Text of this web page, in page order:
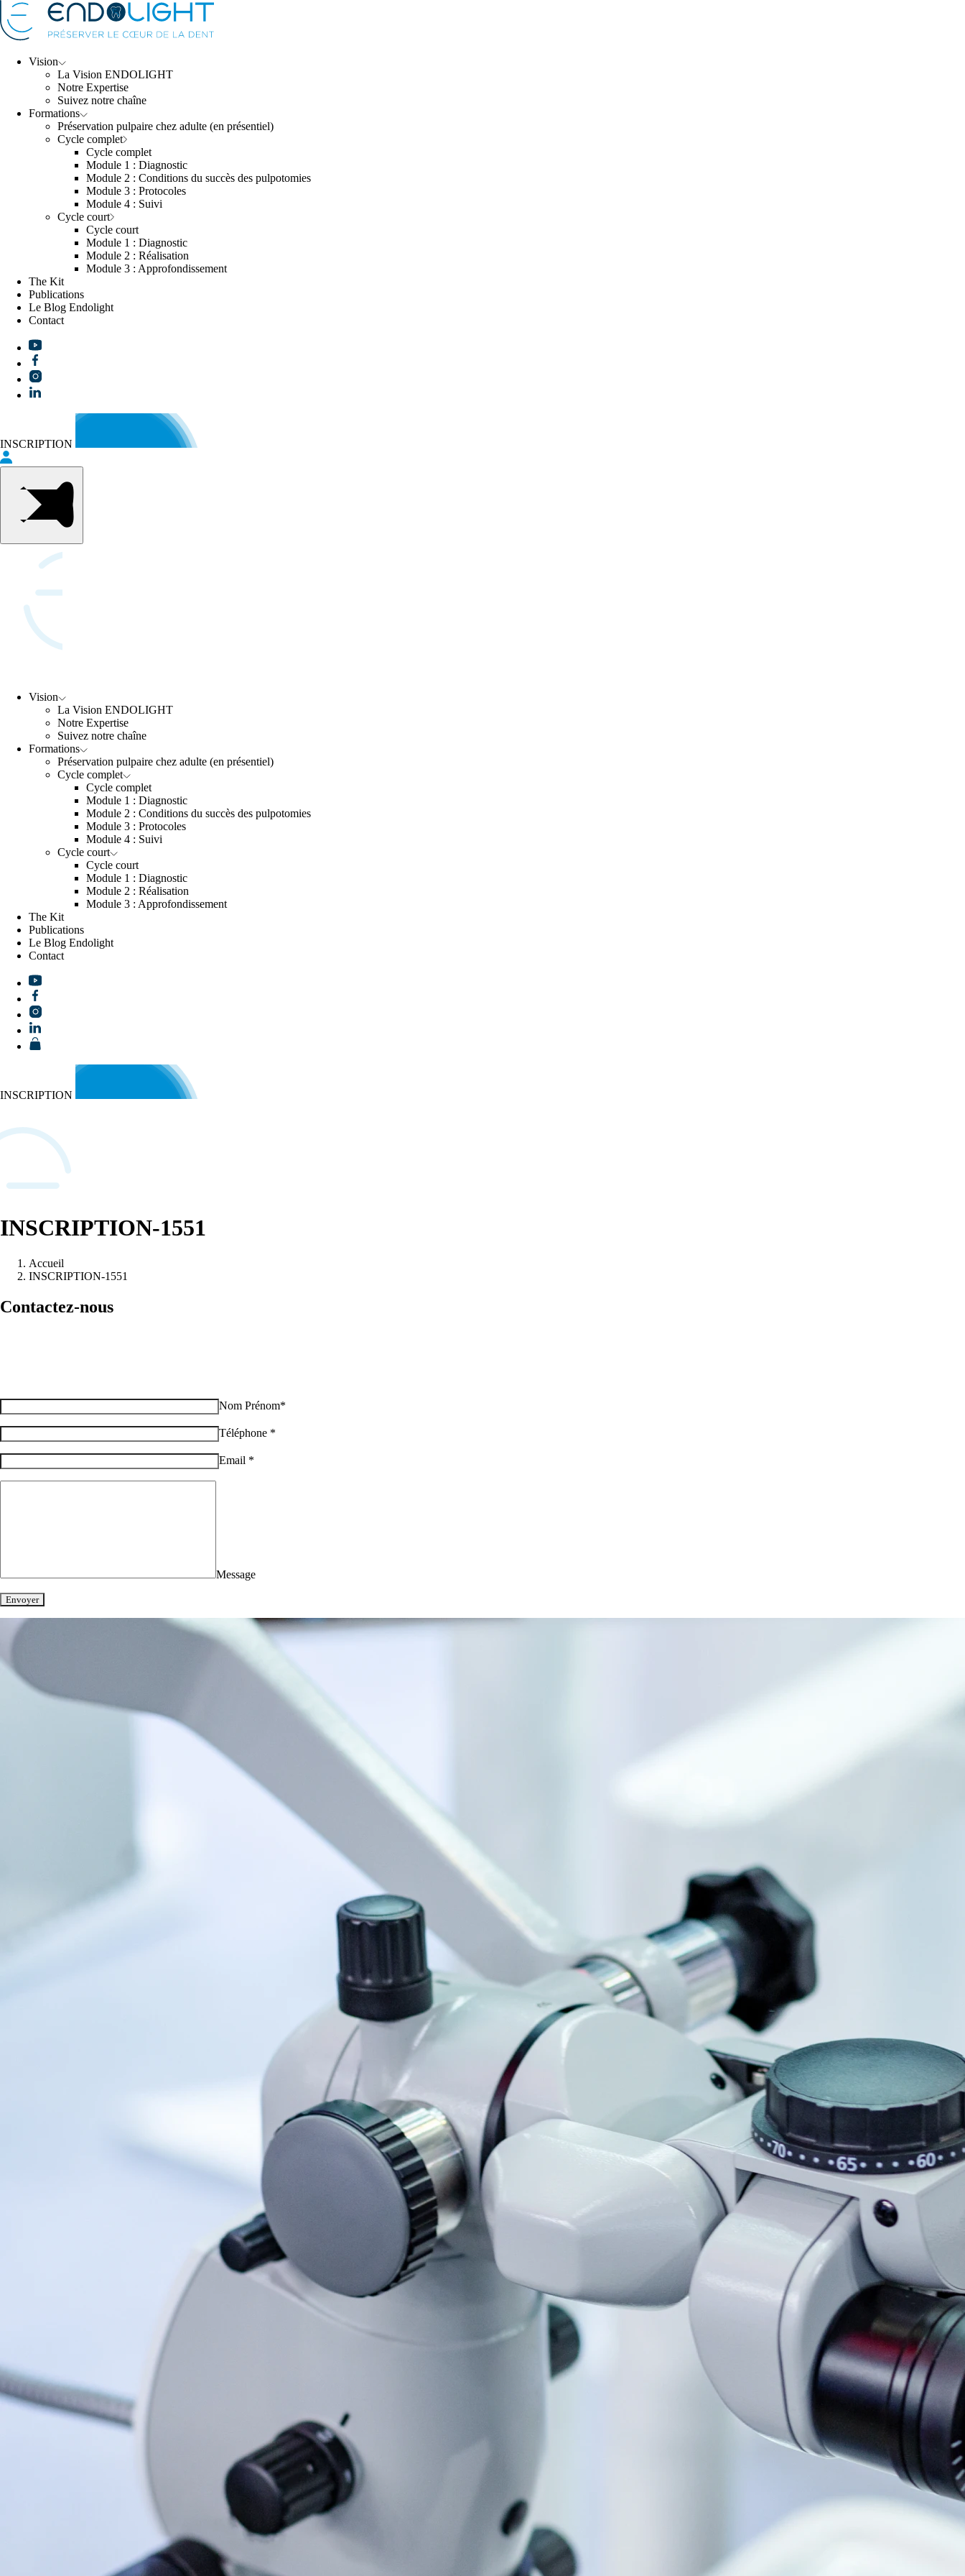
Vision
La Vision ENDOLIGHT
Notre Expertise
Suivez notre chaîne
Formations
Préservation pulpaire chez adulte (en présentiel)
Cycle complet
Cycle complet
Module 1 : Diagnostic
Module 2 : Conditions du succès des pulpotomies
Module 3 : Protocoles
Module 4 : Suivi
Cycle court
Cycle court
Module 1 : Diagnostic
Module 2 : Réalisation
Module 3 : Approfondissement
The Kit
Publications
Le Blog Endolight
Contact
INSCRIPTION
Vision
La Vision ENDOLIGHT
Notre Expertise
Suivez notre chaîne
Formations
Préservation pulpaire chez adulte (en présentiel)
Cycle complet
Cycle complet
Module 1 : Diagnostic
Module 2 : Conditions du succès des pulpotomies
Module 3 : Protocoles
Module 4 : Suivi
Cycle court
Cycle court
Module 1 : Diagnostic
Module 2 : Réalisation
Module 3 : Approfondissement
The Kit
Publications
Le Blog Endolight
Contact
INSCRIPTION
INSCRIPTION-1551
Accueil
INSCRIPTION-1551
Contactez-nous
Nom Prénom*
Téléphone *
Email *
Message